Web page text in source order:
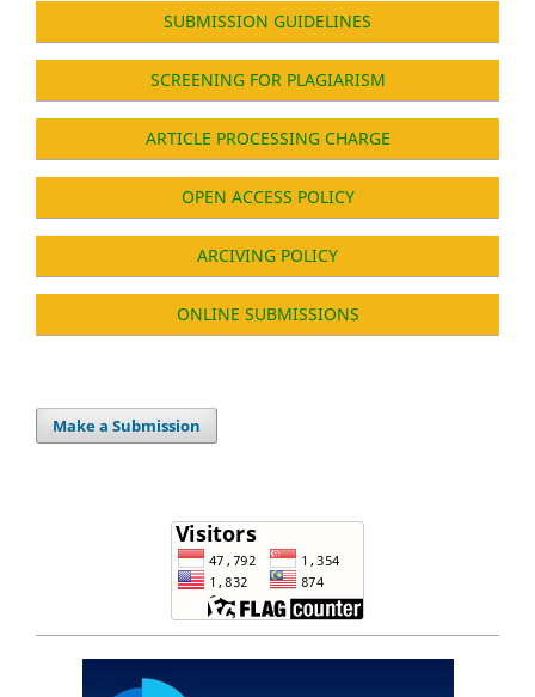
SUBMISSION GUIDELINES
SCREENING FOR PLAGIARISM
ARTICLE PROCESSING CHARGE
OPEN ACCESS POLICY
ARCIVING POLICY
ONLINE SUBMISSIONS
Make a Submission